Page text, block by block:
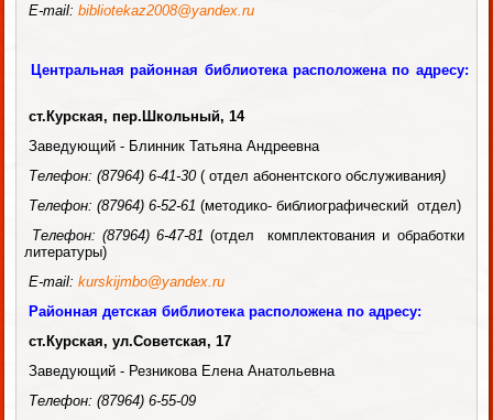
E-mail:bibliotekaz2008@yandex .ru
Центральная районная библиотека расположена по адресу:
ст.Курская, пер.Школьный, 14
Заведующий - Блинник Татьяна Андреевна
Телефон:(87964)6-41-30( отдел абонентского обслуживания)
Телефон:(87964)6-52-61(методико- библиографический отдел)
Телефон: (87964) 6-47-81(отдел комплектования и обработки
литературы)
E-mail:kurskijmbo@yandex.ru
Районная детская библиотека расположена по адресу:
ст.Курская,ул.Советская, 17
Заведующий - Резникова Елена Анатольевна
Телефон: (87964)6-55-09